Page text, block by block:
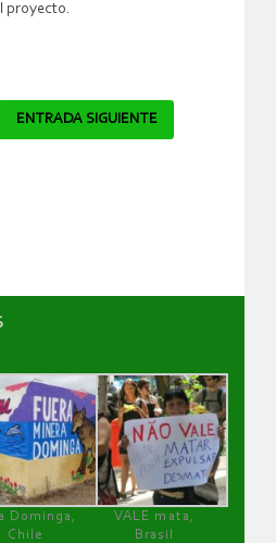
proyecto.
ENTRADA SIGUIENTE
Dominga,
Chile
VALE mata,
Brasil